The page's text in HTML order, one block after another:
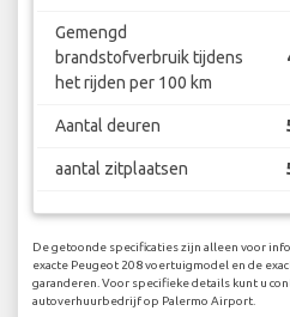
Gemengd
brandstofverbruik tijdens
het rijden per 100 km
Aantal deuren
aantal zitplaatsen
De getoonde specificaties zijn alleen voor
exacte Peugeot 208 voertuigmodel en de
garanderen. Voor specifieke details kunt u
autoverhuurbedrijf op Palermo Airport.